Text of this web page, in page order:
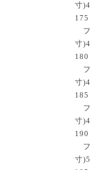
寸
フ
寸
フ
寸
フ
寸
フ
寸